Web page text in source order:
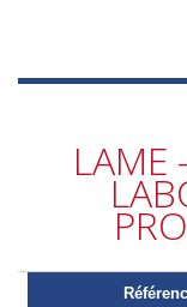
LAME